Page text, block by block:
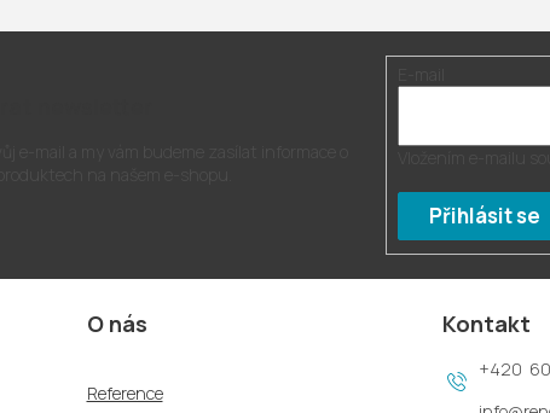
Přihlásit se
O nás
Reference
Kontakt